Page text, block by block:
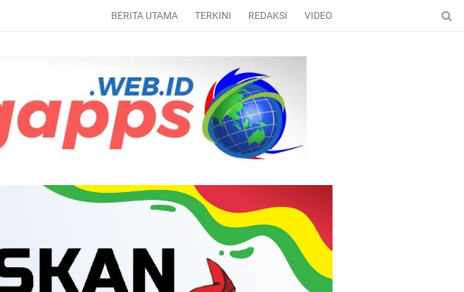
BERITA UTAMA TERKINI REDAKSI VIDEO